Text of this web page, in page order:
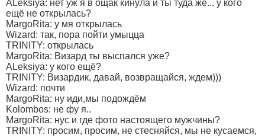
ALeksiya: нет уж я в ощак кинула и ты туда же... у кого
ещё не открылась?
MargoRita: у мя открылась
Wizard: так, пора пойти умыцца
TRINITY: открылась
MargoRita: Визард ты выспался уже?
ALeksiya: у кого ещё?
TRINITY: Визардик, давай, возвращайся, ждем)))
Wizard: почти
MargoRita: ну иди,мы подождём
Kolombos: не фу я..
MargoRita: нус и где фото настоящего мужчины?
TRINITY: просим, просим, не стесняйся, мы не кусаемся,